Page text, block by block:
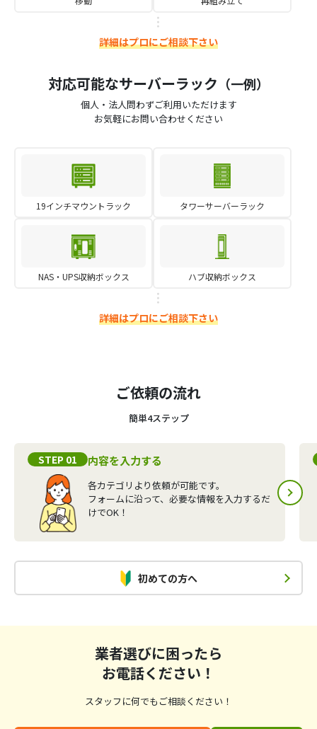
詳細はプロにご相談下さい
対応可能なサーバーラック （一例）
個人・法人問わずご利用いただけます
お気軽にお問い合わせください
19インチマウントラック タワーサーバーラック
NAS・UPS収納ボックス ハブ収納ボックス
詳細はプロにご相談下さい
ご依頼の流れ
簡単4ステップ
STEP 01 内容を入力する
各カテゴリより依頼が可能です。
フォームに沿って、必要な情報を入力するだ
けでOK！
初めての方へ
業者選びに困ったら
お電話ください！
スタッフに何でもご相談ください！